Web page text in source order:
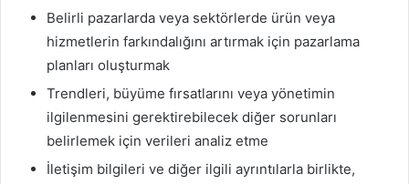
Belirli pazarlarda veya sektörlerde ürün veya
hizmetlerin farkındalığını artırmak için pazarlama
planları oluşturmak
Trendleri, büyüme fırsatlarını veya yönetimin
ilgilenmesini gerektirebilecek diğer sorunları
belirlemek için verileri analiz etme
İletişim bilgileri ve diğer ilgili ayrıntılarla birlikte,